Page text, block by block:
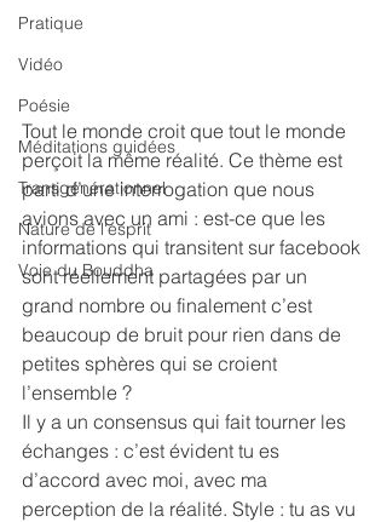
Pratique
Vidéo
Poésie
Méditations guidées
Transgénérationnel
Nature de l'esprit
Voie du Bouddha
Tout le monde croit que tout le monde
perçoit la même réalité. Ce thème est
parti d’une interrogation que nous
avions avec un ami : est-ce que les
informations qui transitent sur facebook
sont réellement partagées par un
grand nombre ou finalement c’est
beaucoup de bruit pour rien dans de
petites sphères qui se croient
l’ensemble ?
Il y a un consensus qui fait tourner les
échanges : c’est évident tu es
d’accord avec moi, avec ma
perception de la réalité. Style : tu as vu